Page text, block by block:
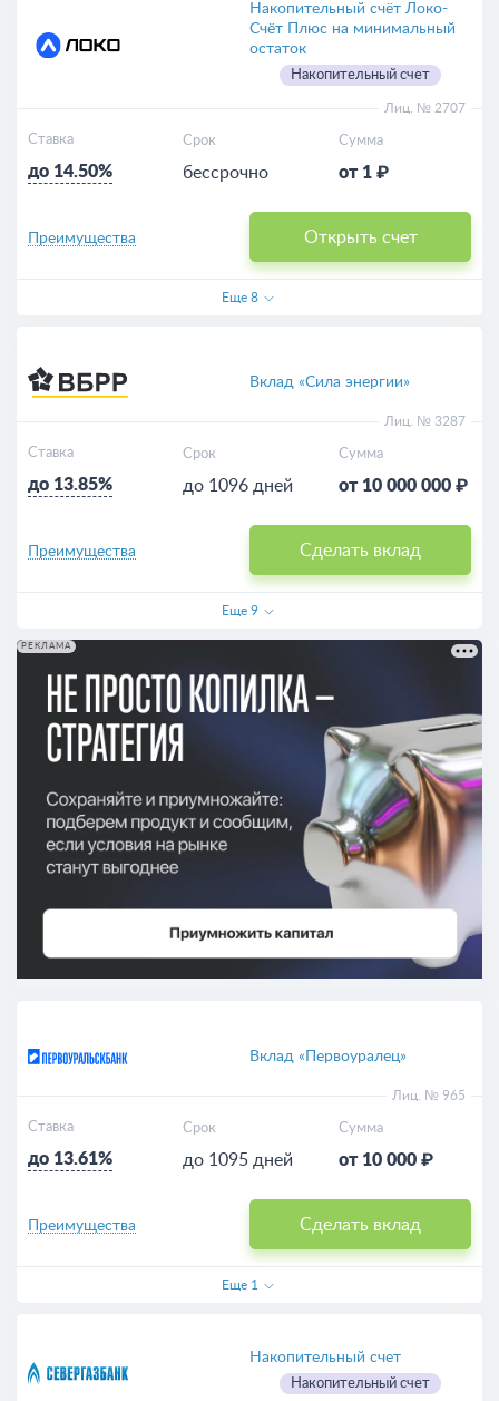
Накопительный счёт Локо-
Счёт Плюс на минимальный
остаток
Накопительный счет
Лиц. № 2707
Ставка
до 14.50%
Срок
бессрочно
Сумма
от 1 ₽
Открыть счет
Преимущества
Еще 8
Вклад «Сила энергии»
Лиц. № 3287
Ставка
до 13.85%
Срок
до 1096 дней
Сумма
от 10 000 000 ₽
Сделать вклад
Преимущества
Еще 9
РЕКЛАМА
Вклад «Первоуралец»
Лиц. № 965
Ставка
до 13.61%
Срок
до 1095 дней
Сумма
от 10 000 ₽
Сделать вклад
Преимущества
Еще 1
Накопительный счет
Накопительный счет